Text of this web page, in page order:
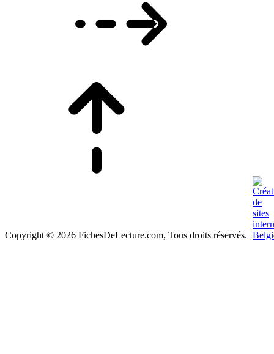
Copyright © 2026 FichesDeLecture.com, Tous droits réservés.